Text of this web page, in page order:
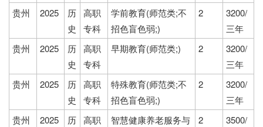
贵州
2025
历
史
高职
专科
学前教育(师范类;不
招色盲色弱;)
2
3200/
三年
贵州
2025
历
史
高职
专科
早期教育(师范类;) 2
3200/
三年
贵州
2025
历
史
高职
专科
特殊教育(师范类;不
招色盲色弱;)
2
3200/
三年
贵州
2025
历 高职
智慧健康养老服务与
2
3500/